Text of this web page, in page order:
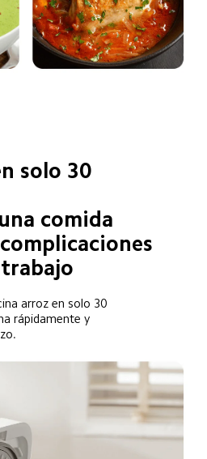
solo 30
comida
trabajo
arroz en solo 30
rápidamente y